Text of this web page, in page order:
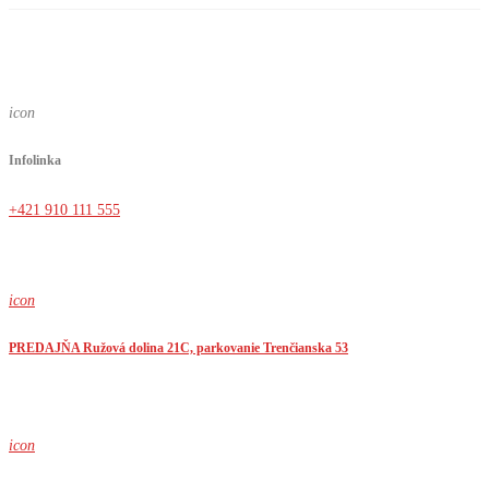
icon
Infolinka
+421 910 111 555
icon
PREDAJŇA Ružová dolina 21C, parkovanie Trenčianska 53
icon